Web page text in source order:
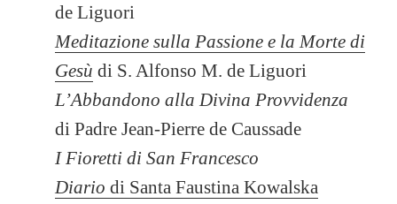
de Liguori
Meditazione sulla Passione e la Morte di
Gesù di S. Alfonso M. de Liguori
L’Abbandono alla Divina Provvidenza
di Padre Jean-Pierre de Caussade
I Fioretti di San Francesco
Diario di Santa Faustina Kowalska